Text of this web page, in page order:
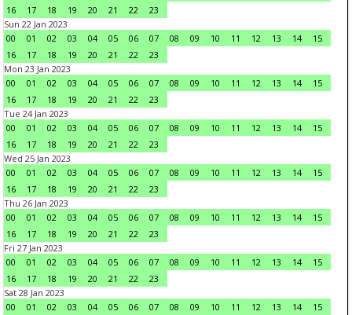
16
17 18 19 20 21 22
23
Sun 22 Jan 2023
00
01 02 03 04 05 06 07 08 09 10 11 12 13 14
15
16
17 18 19 20 21 22
23
Mon 23 Jan 2023
00
01 02 03 04 05 06 07 08 09 10 11 12 13 14
15
16
17 18 19 20 21 22
23
Tue 24 Jan 2023
00
01 02 03 04 05 06 07 08 09 10 11 12 13 14
15
16
17 18 19 20 21 22
23
Wed 25 Jan 2023
00
01 02 03 04 05 06 07 08 09 10 11 12 13 14
15
16
17 18 19 20 21 22
23
Thu 26 Jan 2023
00
01 02 03 04 05 06 07 08 09 10 11 12 13 14
15
16
17 18 19 20 21 22
23
Fri 27 Jan 2023
00
01 02 03 04 05 06 07 08 09 10 11 12 13 14
15
16
17 18 19 20 21 22
23
Sat 28 Jan 2023
00
01 02 03 04 05 06 07 08 09 10 11 12 13 14
15